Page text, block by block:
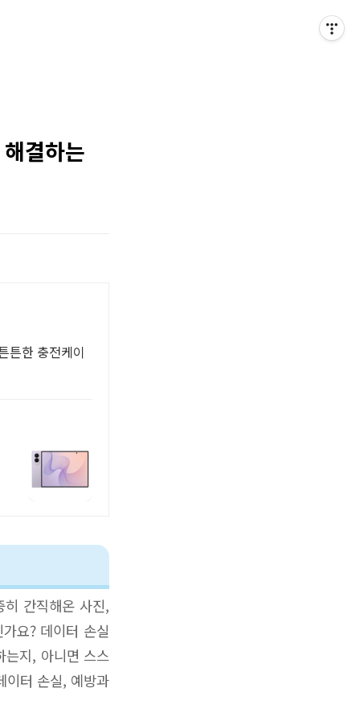
결하는
튼한 충전케이
간직해온 사진,
요? 데이터 손실
는지, 아니면 스스
이터 손실, 예방과